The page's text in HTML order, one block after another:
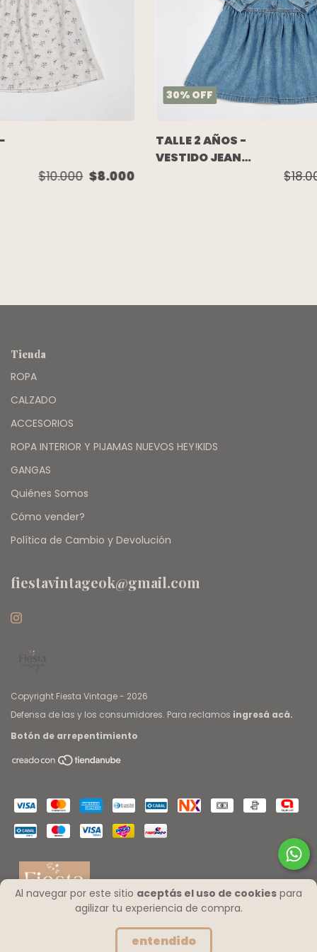
Al navegar por este sitio aceptás el uso de cookies para
agilizar tu experiencia de compra.
entendido
$10.000 $8.000
30% OFF
TALLE 2 AÑOS -
VESTIDO JEAN
Tienda
ROPA
CALZADO
ACCESORIOS
ROPA INTERIOR Y PIJAMAS NUEVOS HEY!KIDS
GANGAS
Quiénes Somos
Cómo vender?
Política de Cambio y Devolución
fiestavintageok@gmail.com
Copyright Fiesta Vintage - 2026
Defensa de las y los consumidores. Para reclamos ingresá acá.
Botón de arrepentimiento